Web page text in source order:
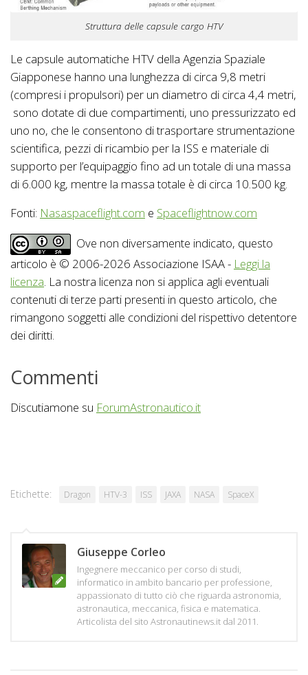
Struttura delle capsule cargo HTV
Le capsule automatiche HTV della Agenzia Spaziale
Giapponese hanno una lunghezza di circa 9,8 metri
(compresi i propulsori) per un diametro di circa 4,4 metri,
sono dotate di due compartimenti, uno pressurizzato ed
uno no, che le consentono di trasportare strumentazione
scientifica, pezzi di ricambio per la ISS e materiale di
supporto per l’equipaggio fino ad un totale di una massa
di 6.000 kg, mentre la massa totale è di circa 10.500 kg.
Fonti: Nasaspaceflight.com e Spaceflightnow.com
Ove non diversamente indicato, questo
articolo è © 2006-2026 Associazione ISAA - Leggi la
licenza. La nostra licenza non si applica agli eventuali
contenuti di terze parti presenti in questo articolo, che
rimangono soggetti alle condizioni del rispettivo detentore
dei diritti.
Commenti
Discutiamone su ForumAstronautico.it
Etichette: Dragon HTV-3 ISS JAXA NASA SpaceX
Giuseppe Corleo
Ingegnere meccanico per corso di studi,
informatico in ambito bancario per professione,
appassionato di tutto ciò che riguarda astronomia,
astronautica, meccanica, fisica e matematica.
Articolista del sito Astronautinews.it dal 2011.